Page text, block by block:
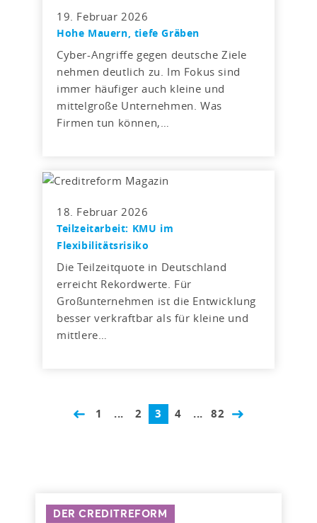
19. Februar 2026
Hohe Mauern, tiefe Gräben
Cyber-Angriffe gegen deutsche Ziele
nehmen deutlich zu. Im Fokus sind
immer häufiger auch kleine und
mittelgroße Unternehmen. Was
Firmen tun können,…
18. Februar 2026
Teilzeitarbeit: KMU im
Flexibilitätsrisiko
Die Teilzeitquote in Deutschland
erreicht Rekordwerte. Für
Großunternehmen ist die Entwicklung
besser verkraftbar als für kleine und
mittlere…
1 ... 2 3 4 ... 82
DER CREDITREFORM